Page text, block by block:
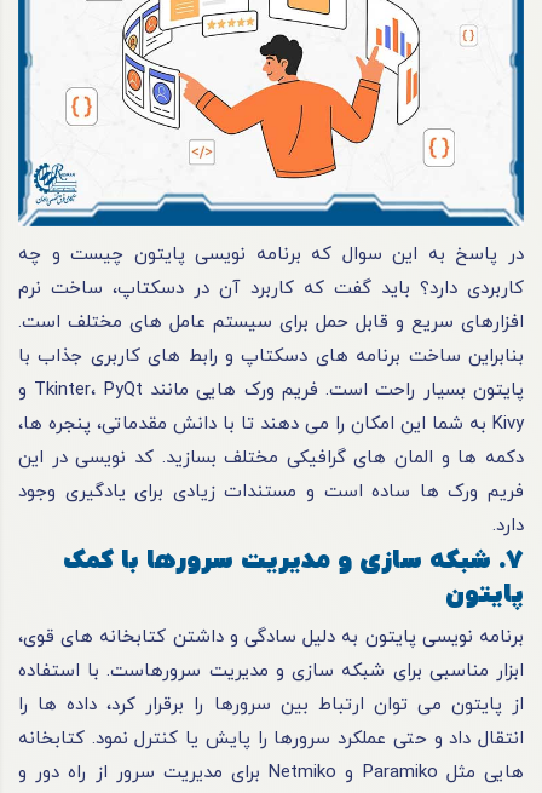
در پاسخ به این سوال که برنامه نویسی پایتون چیست و چه
کاربردی دارد؟ باید گفت که کاربرد آن در دسکتاپ، ساخت نرم
افزارهای سریع و قابل حمل برای سیستم عامل های مختلف است.
بنابراین ساخت برنامه های دسکتاپ و رابط های کاربری جذاب با
پایتون بسیار راحت است. فریم ورک هایی مانند Tkinter، PyQt و
Kivy به شما این امکان را می دهند تا با دانش مقدماتی، پنجره ها،
دکمه ها و المان های گرافیکی مختلف بسازید. کد نویسی در این
فریم ورک ها ساده است و مستندات زیادی برای یادگیری وجود
دارد.
7. شبکه سازی و مدیریت سرورها با کمک
پایتون
برنامه نویسی پایتون به دلیل سادگی و داشتن کتابخانه های قوی،
ابزار مناسبی برای شبکه سازی و مدیریت سرورهاست. با استفاده
از پایتون می توان ارتباط بین سرورها را برقرار کرد، داده ها را
انتقال داد و حتی عملکرد سرورها را پایش یا کنترل نمود. کتابخانه
هایی مثل Paramiko و Netmiko برای مدیریت سرور از راه دور و